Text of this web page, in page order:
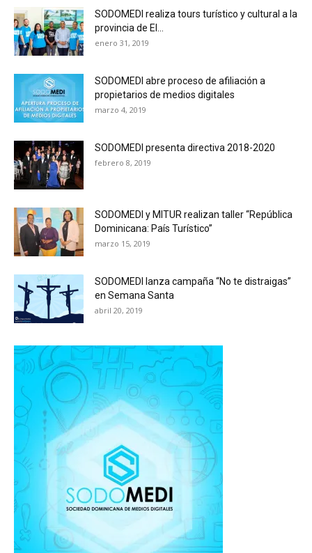
SODOMEDI realiza tours turístico y cultural a la
provincia de El...
enero 31, 2019
SODOMEDI abre proceso de afiliación a
propietarios de medios digitales
marzo 4, 2019
SODOMEDI presenta directiva 2018-2020
febrero 8, 2019
SODOMEDI y MITUR realizan taller “República
Dominicana: País Turístico”
marzo 15, 2019
SODOMEDI lanza campaña “No te distraigas”
en Semana Santa
abril 20, 2019